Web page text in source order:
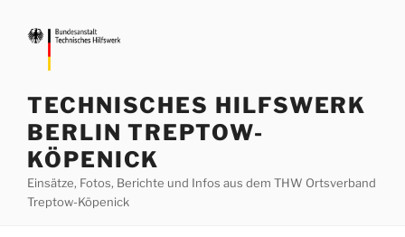
Inhalt
springen
TECHNISCHES HILFSWERK
BERLIN TREPTOW-
KÖPENICK
Einsätze, Fotos, Berichte und Infos aus dem THW Ortsverband
Treptow-Köpenick